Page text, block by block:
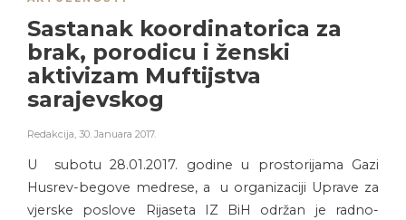
Sastanak koordinatorica za
brak, porodicu i ženski
aktivizam Muftijstva
sarajevskog
Redakcija, 30. Januara 2017.
U subotu 28.01.2017. godine u prostorijama Gazi
Husrev-begove medrese, a u organizaciji Uprave za
vjerske poslove Rijaseta IZ BiH održan je radno-